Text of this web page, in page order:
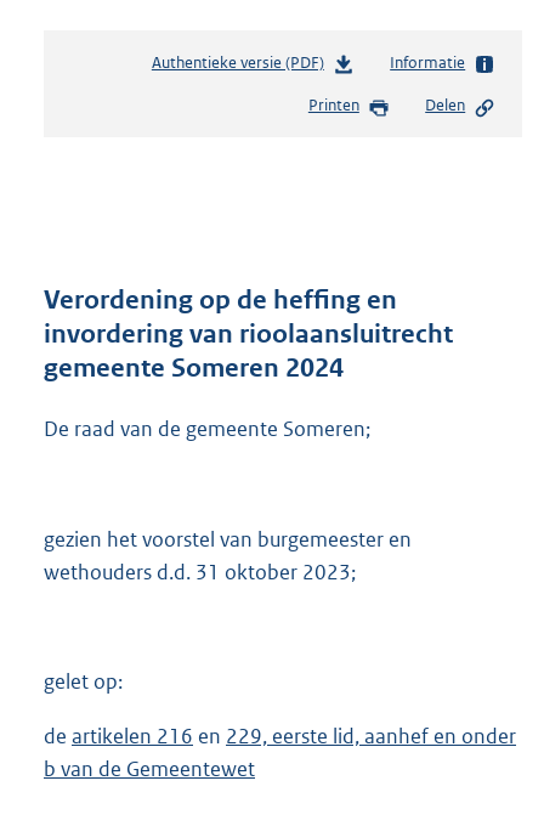
Authentieke versie (PDF)b
s
r
o
t
K
b
Informatie
Printen Delen
Verordening op de heffing en
invordering van rioolaansluitrecht
gemeente Someren 2024
De raad van de gemeente Someren;
gezien het voorstel van burgemeester en
wethouders d.d. 31 oktober 2023;
gelet op:
de artikelen 216 en 229, eerste lid, aanhef en onder
b van de Gemeentewet